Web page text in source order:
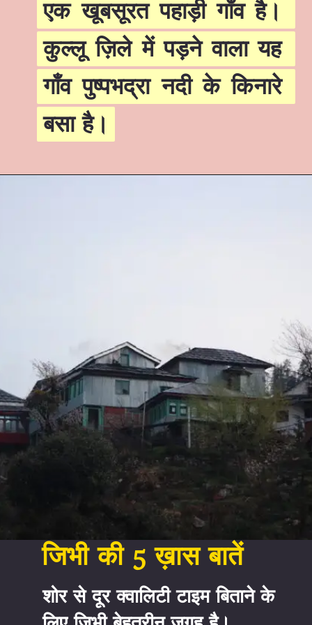
एक खूबसूरत पहाड़ी गाँव है।
कुल्लू ज़िले में पड़ने वाला यह
गाँव पुष्पभद्रा नदी के किनारे
बसा है।
एक खूबसूरत पहाड़ी गाँव है।
कुल्लू ज़िले में पड़ने वाला यह
गाँव पुष्पभद्रा नदी के किनारे
बसा है।
जिभी की 5 ख़ास बातें
शोर से दूर क्वालिटी टाइम बिताने के